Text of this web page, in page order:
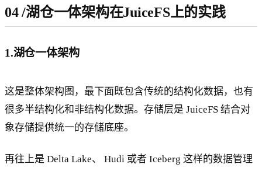
04/湖仓一体架构在JuiceFS上的实践
1.湖仓一体架构
这是整体架构图，最下面既包含传统的结构化数据，也有
很多半结构化和非结构化数据。存储层是 JuiceFS 结合对
象存储提供统一的存储底座。
再往上是 Delta Lake、 Hudi 或者 Iceberg 这样的数据管理